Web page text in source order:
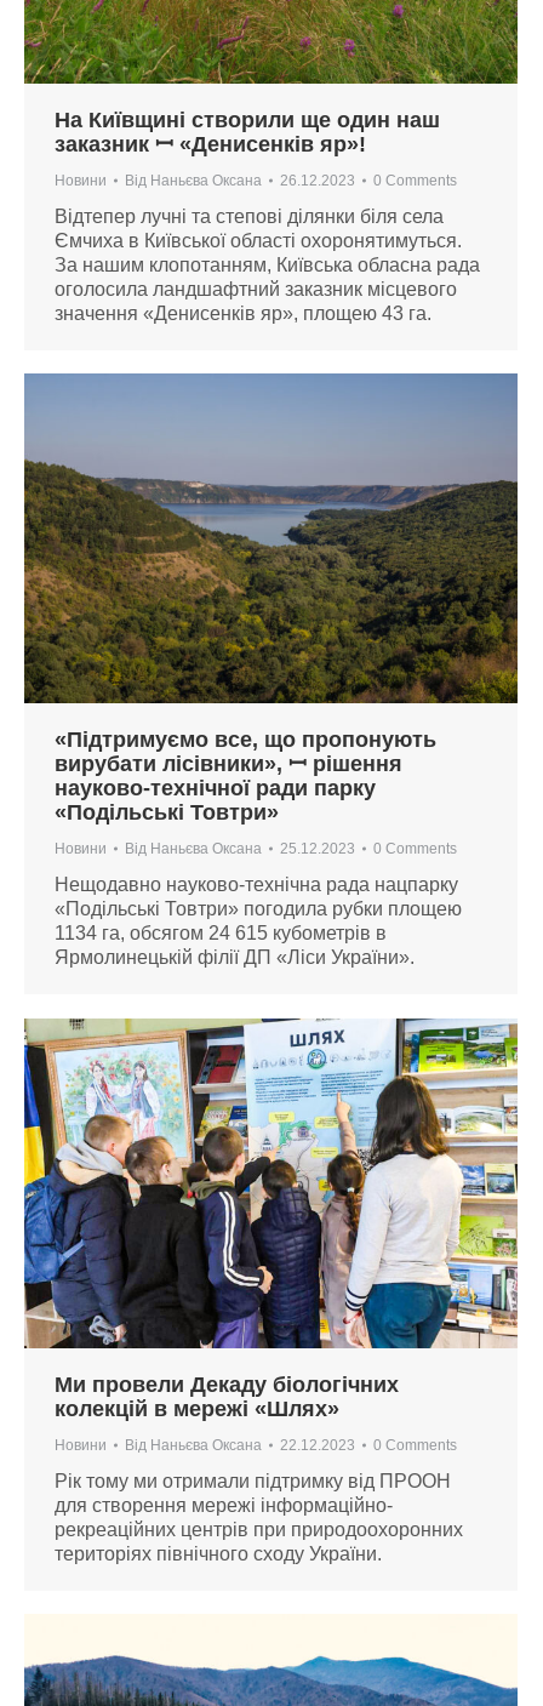
На Київщині створили ще один наш
заказник ꟷ «Денисенків яр»!
Новини Від Наньєва Оксана 26.12.2023 0 Comments
Відтепер лучні та степові ділянки біля села
Ємчиха в Київської області охоронятимуться.
За нашим клопотанням, Київська обласна рада
оголосила ландшафтний заказник місцевого
значення «Денисенків яр», площею 43 га.
«Підтримуємо все, що пропонують
вирубати лісівники», ꟷ рішення
науково-технічної ради парку
«Подільські Товтри»
Новини Від Наньєва Оксана 25.12.2023 0 Comments
Нещодавно науково-технічна рада нацпарку
«Подільські Товтри» погодила рубки площею
1134 га, обсягом 24 615 кубометрів в
Ярмолинецькій філії ДП «Ліси України».
Ми провели Декаду біологічних
колекцій в мережі «Шлях»
Новини Від Наньєва Оксана 22.12.2023 0 Comments
Рік тому ми отримали підтримку від ПРООН
для створення мережі інформаційно-
рекреаційних центрів при природоохоронних
територіях північного сходу України.